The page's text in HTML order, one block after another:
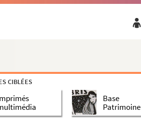
CIBLÉES
Base
Patrimoine